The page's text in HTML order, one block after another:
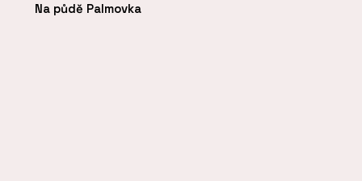
Na půdě Palmovka